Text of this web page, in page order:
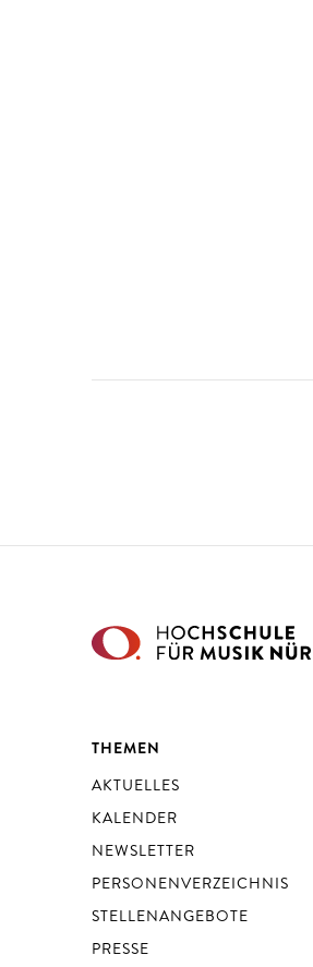
THEMEN
AKTUELLES
KALENDER
NEWSLETTER
PERSONENVERZEICHNIS
STELLENANGEBOTE
PRESSE